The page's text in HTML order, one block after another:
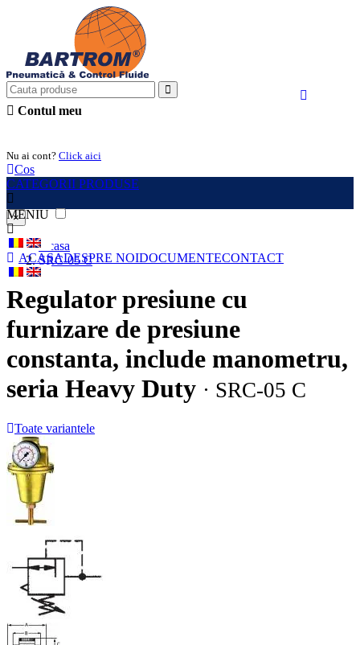
Contul meu
Nu ai cont? Click aici
Cos
CATEGORII PRODUSE
MENIU
ACASADESPRE NOIDOCUMENTECONTACT
×
Acasa
SRC-05 C
Regulator presiune cu
furnizare de presiune
constanta, include manometru,
seria Heavy Duty · SRC-05 C
Toate variantele